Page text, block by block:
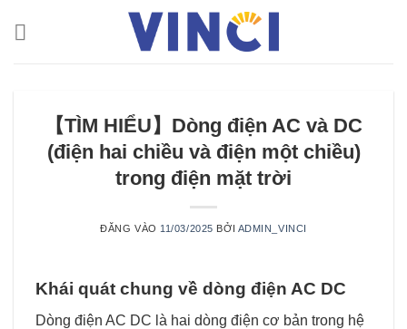
【TÌM HIỂU】Dòng điện AC và DC
(điện hai chiều và điện một chiều)
trong điện mặt trời
ĐĂNG VÀO 11/03/2025 BỞI ADMIN_VINCI
Khái quát chung về dòng điện AC DC
Dòng điện AC DC là hai dòng điện cơ bản trong hệ